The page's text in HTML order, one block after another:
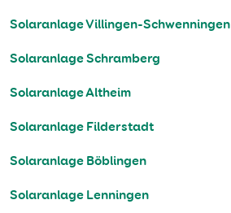
Solaranlage Villingen-Schwenningen
Solaranlage Schramberg
Solaranlage Altheim
Solaranlage Filderstadt
Solaranlage Böblingen
Solaranlage Lenningen